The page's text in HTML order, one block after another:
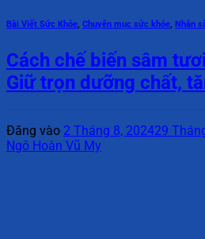
Bài Viết Sức Khỏe, Chuyên mục sức khỏe, Nhân
Cách chế biến sâm
Giữ trọn dưỡng chất,
Đăng vào 2 Tháng 8, 202429
Ngô Hoàn Vũ My